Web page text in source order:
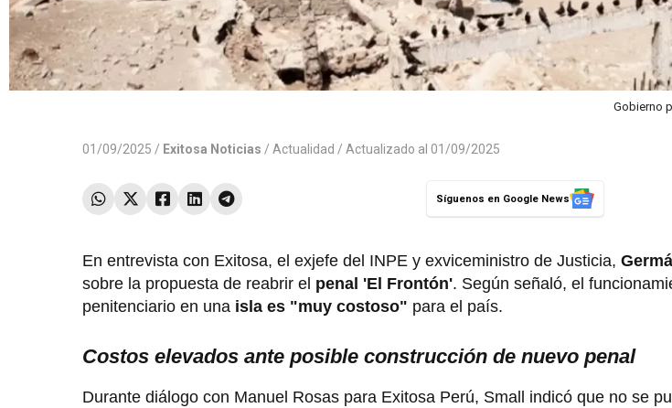
Gobierno
01/09/2025 / Exitosa Noticias / Actualidad / Actualizado al 01/09/2025
Síguenos en Google News
En entrevista con Exitosa, el exjefe del INPE y exviceministro de Justicia,
sobre la propuesta de reabrir el penal 'El Frontón'. Según señaló, el
penitenciario en una isla es "muy costoso" para el país.
Costos elevados ante posible construcción de nuevo penal
Durante diálogo con Manuel Rosas para Exitosa Perú, Small indicó que no se